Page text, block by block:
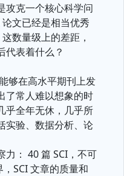
攻克一个核心科学问
文已经是相当优秀
数量级上的差距，
代表着什么？
够在高水平期刊上发
了常人难以想象的时
乎全年无休，几乎所
实验、数据分析、论
力： 40 篇 SCI，不可
SCI 文章的质量和